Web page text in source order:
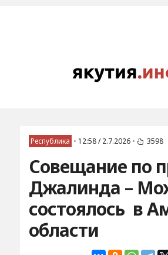
Республика • 12:58 / 2.7.2026 • 3598
Совещание по
Джалинда –
состоялось в
области